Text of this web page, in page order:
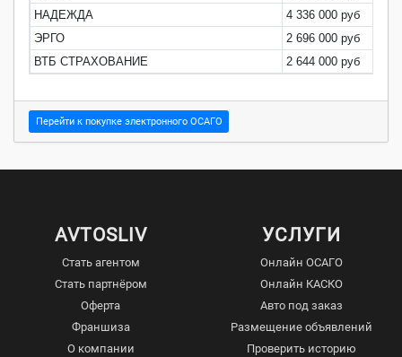
НАДЕЖДА
4 336 000 руб
ЭРГО
2 696 000 руб
ВТБ СТРАХОВАНИЕ
2 644 000 руб
Перейти к покупке электронного ОСАГО
AVTOSLIV
Стать агентом
Стать партнёром
Оферта
Франшиза
О компании
УСЛУГИ
Онлайн ОСАГО
Онлайн КАСКО
Авто под заказ
Размещение объявлений
Проверить историю